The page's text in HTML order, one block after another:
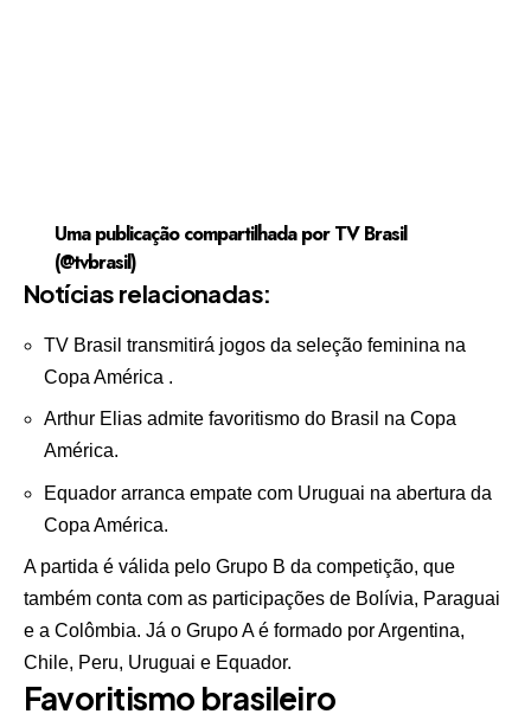
Uma publicação compartilhada por TV Brasil
(@tvbrasil)
Notícias relacionadas:
TV Brasil transmitirá jogos da seleção feminina na
Copa América .
Arthur Elias admite favoritismo do Brasil na Copa
América.
Equador arranca empate com Uruguai na abertura da
Copa América.
A partida é válida pelo Grupo B da competição, que
também conta com as participações de Bolívia, Paraguai
e a Colômbia. Já o Grupo A é formado por Argentina,
Chile, Peru, Uruguai e Equador.
Favoritismo brasileiro